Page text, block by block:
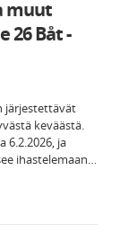
muut
26 Båt -
järjestettävät
keväästä.
6.2.2026, ja
ihastelemaan…